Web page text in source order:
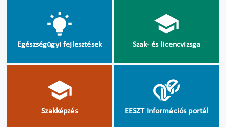
Egészségügyi fejlesztések Szak- és licencvizsga
Szakképzés EESZT Információs portál